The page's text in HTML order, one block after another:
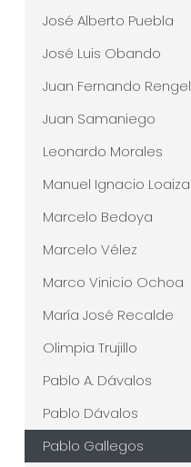
José Alberto Puebla
José Luis Obando
Juan Fernando Rengel
Juan Samaniego
Leonardo Morales
Manuel Ignacio Loaiza
Marcelo Bedoya
Marcelo Vélez
Marco Vinicio Ochoa
María José Recalde
Olimpia Trujillo
Pablo A. Dávalos
Pablo Dávalos
Pablo Gallegos